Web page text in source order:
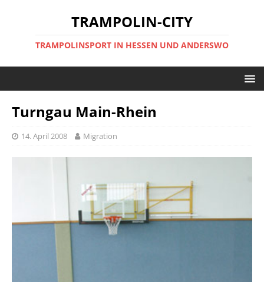
TRAMPOLIN-CITY
TRAMPOLINSPORT IN HESSEN UND ANDERSWO
Turngau Main-Rhein
14. April 2008 Migration